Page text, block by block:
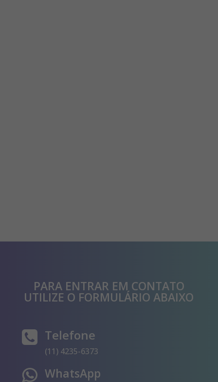
PARA ENTRAR EM CONTATO
UTILIZE O FORMULÁRIO ABAIXO
Telefone
(11) 4235-6373
WhatsApp